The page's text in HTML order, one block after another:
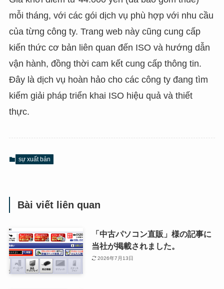
mỗi tháng, với các gói dịch vụ phù hợp với nhu cầu
của từng công ty. Trang web này cũng cung cấp
kiến thức cơ bản liên quan đến ISO và hướng dẫn
vận hành, đồng thời cam kết cung cấp thông tin.
Đây là dịch vụ hoàn hảo cho các công ty đang tìm
kiếm giải pháp triển khai ISO hiệu quả và thiết
thực.
sự xuất bản
Bài viết liên quan
「中古パソコン直販」様の記事に
当社が掲載されました。
2026年7月13日